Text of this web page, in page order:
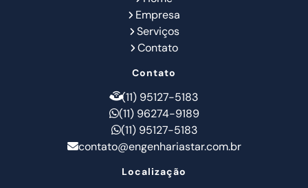
Empresa
Serviços
Contato
Contato
(11) 95127-5183
(11) 96274-9189
(11) 95127-5183
contato@engenhariastar.com.br
Localização